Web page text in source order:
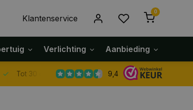
Klantenservice
0
Verlichting Aanbieding
30 dagen retour sturen. 9,4